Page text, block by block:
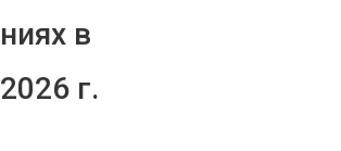
ниях в
2026 г.